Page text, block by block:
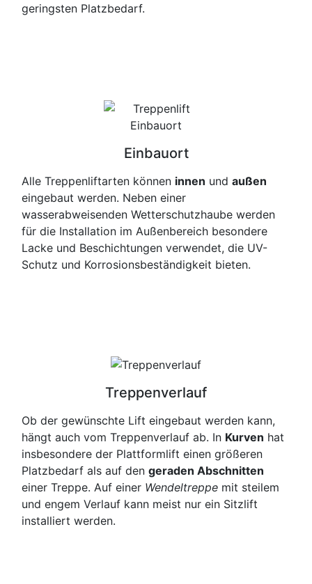
geringsten Platzbedarf.
Einbauort
Alle Treppenliftarten können innen und außen
eingebaut werden. Neben einer
wasserabweisenden Wetterschutzhaube werden
für die Installation im Außenbereich besondere
Lacke und Beschichtungen verwendet, die UV-
Schutz und Korrosionsbeständigkeit bieten.
Treppenverlauf
Ob der gewünschte Lift eingebaut werden kann,
hängt auch vom Treppenverlauf ab. In Kurven hat
insbesondere der Plattformlift einen größeren
Platzbedarf als auf den geraden Abschnitten
einer Treppe. Auf einer Wendeltreppe mit steilem
und engem Verlauf kann meist nur ein Sitzlift
installiert werden.